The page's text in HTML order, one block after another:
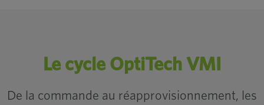
Le cycle OptiTech VMI
De la commande au réapprovisionnement, les